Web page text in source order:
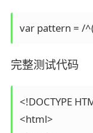
var pattern = /
完整测试代码
<!DOCTYPE
<html>